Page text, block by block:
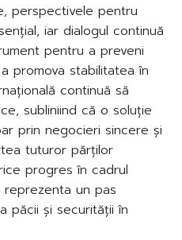
perspectivele pentru
iar dialogul continuă
pentru a preveni
promova stabilitatea în
continuă să
subliniind că o soluție
prin negocieri sincere și
tuturor părților
progres în cadrul
un pas
păcii și securității în